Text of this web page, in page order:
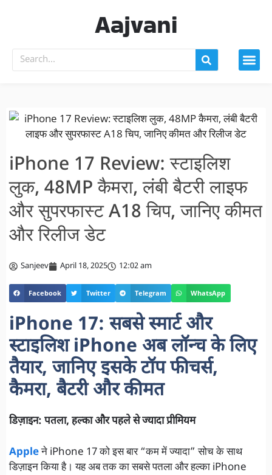
Aajvani
iPhone 17 Review: स्टाइलिश
लुक, 48MP कैमरा, लंबी बैटरी लाइफ
और सुपरफास्ट A18 चिप, जानिए कीमत
और रिलीज डेट
Sanjeev April 18, 2025 12:02 am
Facebook Twitter Telegram WhatsApp
iPhone 17: सबसे स्मार्ट और
स्टाइलिश iPhone अब लॉन्च के लिए
तैयार, जानिए इसके टॉप फीचर्स,
कैमरा, बैटरी और कीमत
डिज़ाइन: पतला, हल्का और पहले से ज्यादा प्रीमियम
Appleने iPhone 17 को इस बार “कम में ज्यादा” सोच के साथ
डिज़ाइन किया है। यह अब तक का सबसे पतला और हल्का iPhone